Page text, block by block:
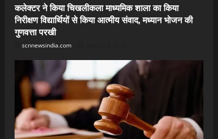
कलेक्टर ने किया चिखलीकला माध्यमिक शाला का किया
निरीक्षण विद्यार्थियों से किया आत्मीय संवाद, मध्यान भोजन की
गुणवत्ता परखी
scnnewsindia.com